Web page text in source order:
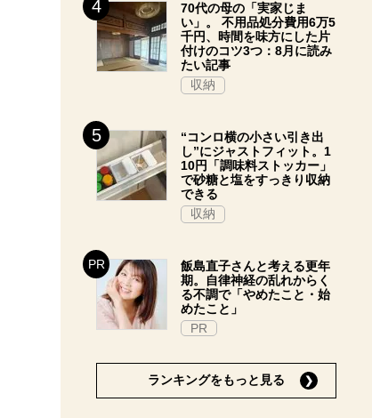
70代の母の「実家じま
い」。 不用品処分費用6万5
千円、時間を味方にした片
付けのコツ3つ：8月に読み
たい記事
収納
“コンロ横の小さい引き出
し”にジャストフィット。1
10円「調味料ストッカー」
で砂糖と塩をすっきり収納
できる
収納
飯島直子さんと考える更年
期。自律神経の乱れからく
る不調で「やめたこと・始
めたこと」
PR
ランキングをもっと見る